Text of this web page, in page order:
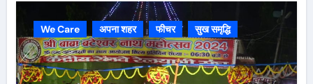
We Care अपना शहर फीचर सुख समृद्धि